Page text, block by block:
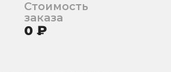
Стоимость
заказа
0 ₽